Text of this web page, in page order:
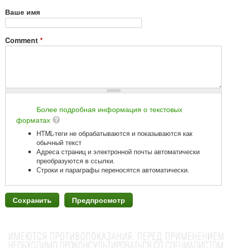
Ваше имя
Comment *
Более подробная информация о текстовых
форматах
HTML-теги не обрабатываются и показываются как
обычный текст
Адреса страниц и электронной почты автоматически
преобразуются в ссылки.
Строки и параграфы переносятся автоматически.